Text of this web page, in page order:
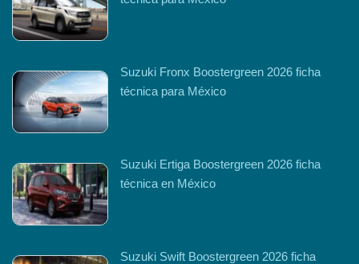
Suzuki Fronx Boostergreen 2026 ficha
técnica para México
Suzuki Ertiga Boostergreen 2026 ficha
técnica en México
Suzuki Swift Boostergreen 2026 ficha